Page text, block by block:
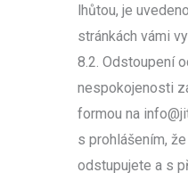
lhůtou, je
stránkách vámi
8.2. Odstoupení
nespokojenosti
formou na
s prohlášením,
odstupujete a s